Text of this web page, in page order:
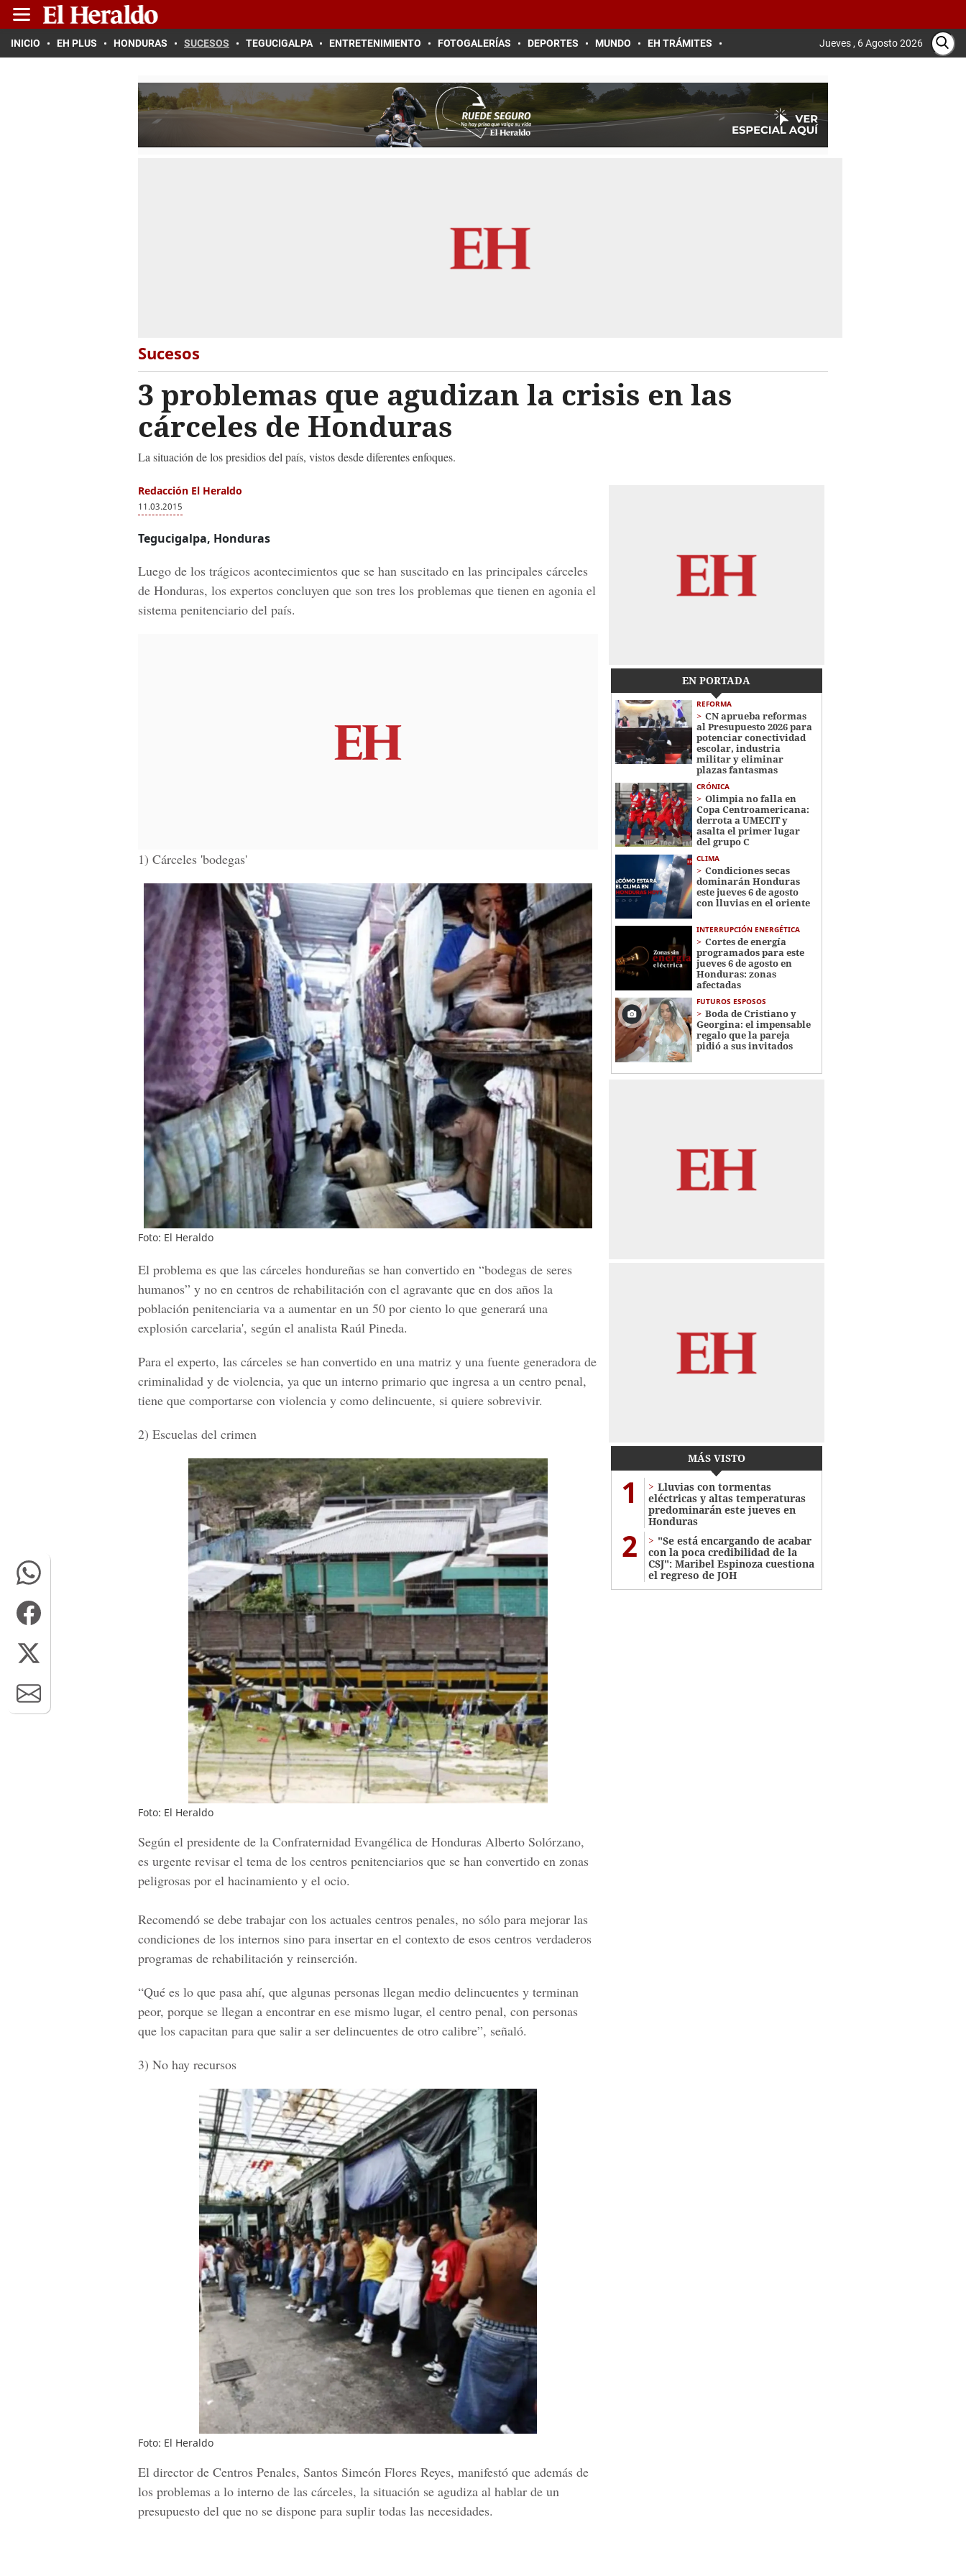
INICIO EH PLUS HONDURAS SUCESOS TEGUCIGALPA ENTRETENIMIENTO FOTOGALERÍAS DEPORTES MUNDO EH TRÁMITES Jueves , 6 Agosto 2026
Sucesos
3 problemas que agudizan la crisis en las
cárceles de Honduras
La situación de los presidios del país, vistos desde diferentes enfoques.
Redacción El Heraldo
11.03.2015
Tegucigalpa, Honduras
Luego de los trágicos acontecimientos que se han suscitado en las principales cárceles
de Honduras, los expertos concluyen que son tres los problemas que tienen en agonia el
sistema penitenciario del país.
1) Cárceles 'bodegas'
Foto: El Heraldo
El problema es que las cárceles hondureñas se han convertido en “bodegas de seres
humanos” y no en centros de rehabilitación con el agravante que en dos años la
población penitenciaria va a aumentar en un 50 por ciento lo que generará una
explosión carcelaria', según el analista Raúl Pineda.
Para el experto, las cárceles se han convertido en una matriz y una fuente generadora de
criminalidad y de violencia, ya que un interno primario que ingresa a un centro penal,
tiene que comportarse con violencia y como delincuente, si quiere sobrevivir.
2) Escuelas del crimen
Foto: El Heraldo
Según el presidente de la Confraternidad Evangélica de Honduras Alberto Solórzano,
es urgente revisar el tema de los centros penitenciarios que se han convertido en zonas
peligrosas por el hacinamiento y el ocio.
Recomendó se debe trabajar con los actuales centros penales, no sólo para mejorar las
condiciones de los internos sino para insertar en el contexto de esos centros verdaderos
programas de rehabilitación y reinserción.
“Qué es lo que pasa ahí, que algunas personas llegan medio delincuentes y terminan
peor, porque se llegan a encontrar en ese mismo lugar, el centro penal, con personas
que los capacitan para que salir a ser delincuentes de otro calibre”, señaló.
3) No hay recursos
Foto: El Heraldo
El director de Centros Penales, Santos Simeón Flores Reyes, manifestó que además de
los problemas a lo interno de las cárceles, la situación se agudiza al hablar de un
presupuesto del que no se dispone para suplir todas las necesidades.
EN PORTADA
REFORMA
CN aprueba reformas
al Presupuesto 2026 para
potenciar conectividad
escolar, industria
militar y eliminar
plazas fantasmas
CRÓNICA
Olimpia no falla en
Copa Centroamericana:
derrota a UMECIT y
asalta el primer lugar
del grupo C
CLIMA
Condiciones secas
dominarán Honduras
este jueves 6 de agosto
con lluvias en el oriente
INTERRUPCIÓN ENERGÉTICA
Cortes de energía
programados para este
jueves 6 de agosto en
Honduras: zonas
afectadas
FUTUROS ESPOSOS
Boda de Cristiano y
Georgina: el impensable
regalo que la pareja
pidió a sus invitados
MÁS VISTO
1
Lluvias con tormentas
eléctricas y altas temperaturas
predominarán este jueves en
Honduras
2
"Se está encargando de acabar
con la poca credibilidad de la
CSJ": Maribel Espinoza cuestiona
el regreso de JOH